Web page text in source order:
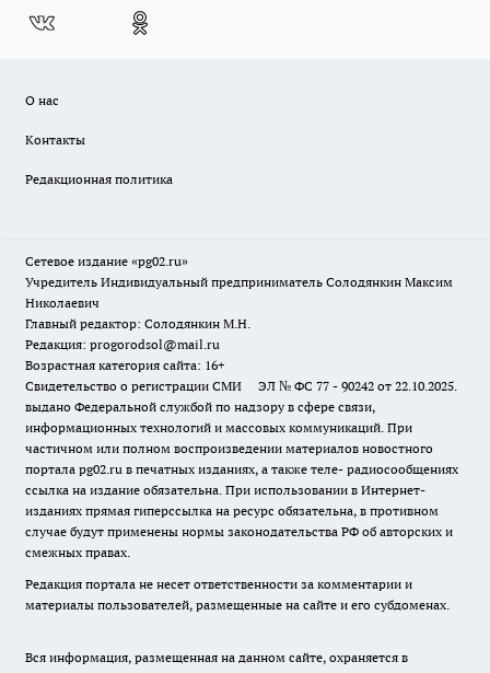
О нас
Контакты
Редакционная политика
Сетевое издание «pg02.ru»
Учредитель Индивидуальный предприниматель Солодянкин Максим
Николаевич
Главный редактор: Солодянкин М.Н.
Редакция: progorodsol@mail.ru
Возрастная категория сайта: 16+
Свидетельство о регистрации СМИ ЭЛ № ФС 77 - 90242 от 22.10.2025.
выдано Федеральной службой по надзору в сфере связи,
информационных технологий и массовых коммуникаций. При
частичном или полном воспроизведении материалов новостного
портала pg02.ru в печатных изданиях, а также теле- радиосообщениях
ссылка на издание обязательна. При использовании в Интернет-
изданиях прямая гиперссылка на ресурс обязательна, в противном
случае будут применены нормы законодательства РФ об авторских и
смежных правах.
Редакция портала не несет ответственности за комментарии и
материалы пользователей, размещенные на сайте и его субдоменах.
Вся информация, размещенная на данном сайте, охраняется в